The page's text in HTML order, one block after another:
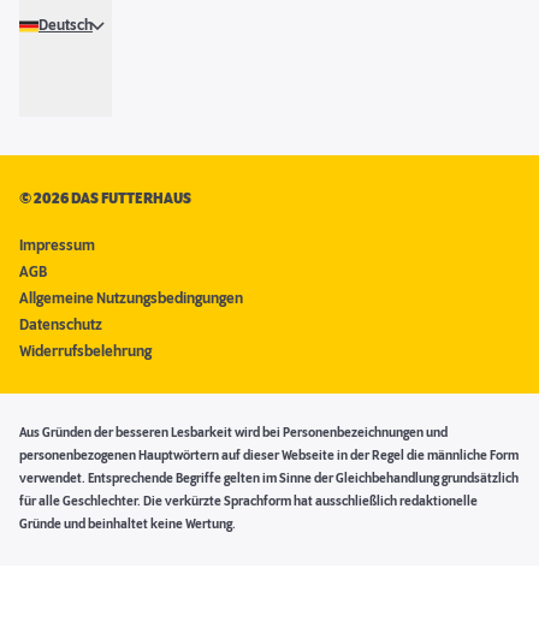
Deutsch
©2026 DAS FUTTERHAUS
Impressum
AGB
Allgemeine Nutzungsbedingungen
Datenschutz
Widerrufsbelehrung
Aus Gründen der besseren Lesbarkeit wird bei Personenbezeichnungen und
personenbezogenen Hauptwörtern auf dieser Webseite in der Regel die männliche Form
verwendet. Entsprechende Begriffe gelten im Sinne der Gleichbehandlung grundsätzlich
für alle Geschlechter. Die verkürzte Sprachform hat ausschließlich redaktionelle
Gründe und beinhaltet keine Wertung.